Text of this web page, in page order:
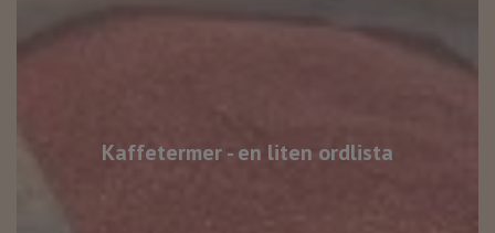
Kaffetermer - en liten ordlista